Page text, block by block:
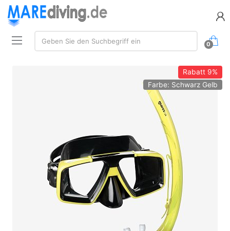
Suche:
Geben Sie den Suchbegriff ein
0
Rabatt9%
Farbe: Schwarz Gelb